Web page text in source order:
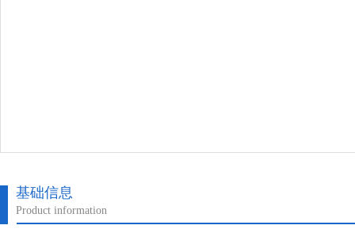
基础信息
Product information